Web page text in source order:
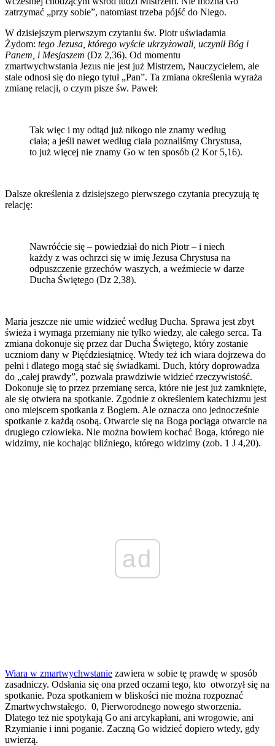
zatrzymać „przy sobie”, natomiast trzeba pójść do Niego.
W dzisiejszym pierwszym czytaniu św. Piotr uświadamia
Żydom: tego Jezusa, którego wyście ukrzyżowali, uczynił Bóg i
Panem, i Mesjaszem (Dz 2,36). Od momentu
zmartwychwstania Jezus nie jest już Mistrzem, Nauczycielem, ale
stale odnosi się do niego tytuł „Pan”. Ta zmiana określenia wyraża
zmianę relacji, o czym pisze św. Paweł:
Tak więc i my odtąd już nikogo nie znamy według
ciała; a jeśli nawet według ciała poznaliśmy Chrystusa,
to już więcej nie znamy Go w ten sposób (2 Kor 5,16).
Dalsze określenia z dzisiejszego pierwszego czytania precyzują tę
relację:
Nawróćcie się – powiedział do nich Piotr – i niech
każdy z was ochrzci się w imię Jezusa Chrystusa na
odpuszczenie grzechów waszych, a weźmiecie w darze
Ducha Świętego (Dz 2,38).
Maria jeszcze nie umie widzieć według Ducha. Sprawa jest zbyt
świeża i wymaga przemiany nie tylko wiedzy, ale całego serca. Ta
zmiana dokonuje się przez dar Ducha Świętego, który zostanie
uczniom dany w Pięćdziesiątnicę. Wtedy też ich wiara dojrzewa do
pełni i dlatego mogą stać się świadkami. Duch, który doprowadza
do „całej prawdy”, pozwala prawdziwie widzieć rzeczywistość.
Dokonuje się to przez przemianę serca, które nie jest już zamknięte,
ale się otwiera na spotkanie. Zgodnie z określeniem katechizmu jest
ono miejscem spotkania z Bogiem. Ale oznacza ono jednocześnie
spotkanie z każdą osobą. Otwarcie się na Boga pociąga otwarcie na
drugiego człowieka. Nie można bowiem kochać Boga, którego nie
widzimy, nie kochając bliźniego, którego widzimy (zob. 1 J 4,20).
ad
Wiara w zmartwychwstanie zawiera w sobie tę prawdę w sposób
zasadniczy. Odsłania się ona przed oczami tego, kto otworzył się na
spotkanie. Poza spotkaniem w bliskości nie można rozpoznać
Zmartwychwstałego. 0, Pierworodnego nowego stworzenia.
Dlatego też nie spotykają Go ani arcykapłani, ani wrogowie, ani
Rzymianie i inni poganie. Zaczną Go widzieć dopiero wtedy, gdy
uwierzą.